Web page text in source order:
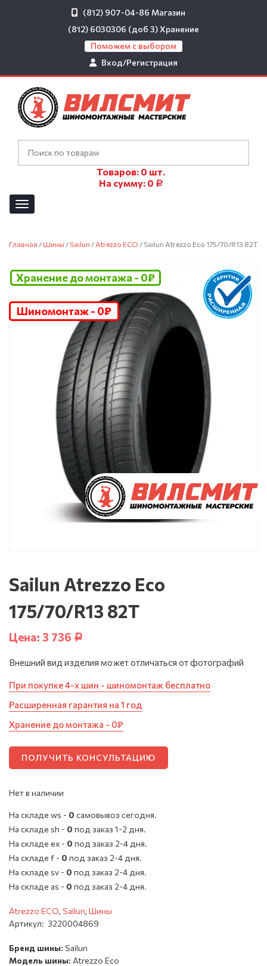
(812) 907-04-86 Магазин
(812) 6030306 (доб 3)Хранение
Поможем с выбором
Вход/Регистрация
Товаров: 0 шт.
На сумму: 0 Р
Главная / Шины / Sailun / Atrezzo ECO / Sailun Atrezzo Eco 175/70/R13 82T
Шиномонтаж - 0₽
Хранение до монтажа - 0₽
Sailun Atrezzo Eco
175/70/R13 82T
Цена: 3 736 Р
Внешний вид изделия может отличаться от фотографий
При покупке 4-х шин - шиномонтаж бесплатно
Расширенная гарантия на 1 год
Хранение до монтажа - 0₽
ПОЛУЧИТЬ КОНСУЛЬТАЦИЮ
Нет в наличии
На складе ws - 0 cамовывоз сегодня.
На складе sh - 0 под заказ 1-2 дня.
На складе ex - 0 под заказ 2-4 дня.
На складе f - 0 под заказ 2-4 дня.
На складе sv - 0 под заказ 2-4 дня.
На складе as - 0 под заказ 2-4 дня.
Atrezzo ECO, Sailun, Шины
Артикул: 3220004869
Бренд шины: Sailun
Модель шины: Atrezzo Eco